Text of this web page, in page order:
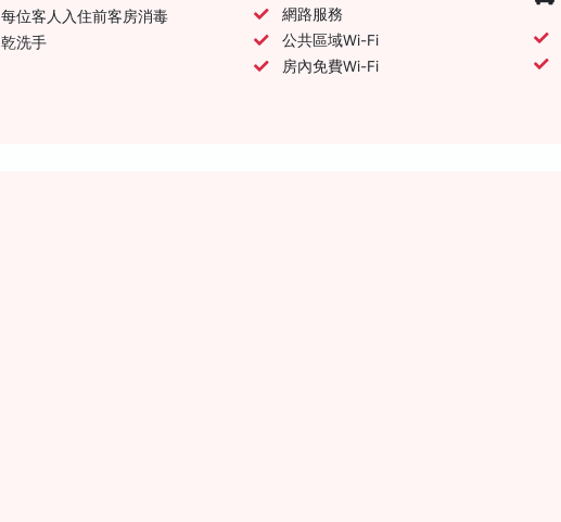
每位客人入住前客房消毒
乾洗手
網路服務
公共區域Wi-Fi
房內免費Wi-Fi